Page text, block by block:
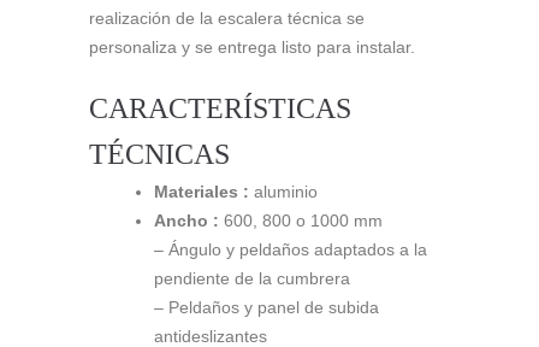
realización de la escalera técnica se
personaliza y se entrega listo para instalar.
CARACTERÍSTICAS
TÉCNICAS
Materiales : aluminio
Ancho : 600, 800 o 1000 mm
– Ángulo y peldaños adaptados a la
pendiente de la cumbrera
– Peldaños y panel de subida
antideslizantes